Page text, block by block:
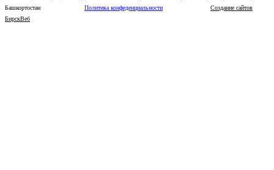
Башкортостан Политика конфеденциальности
Создание сайтов
БирскВеб